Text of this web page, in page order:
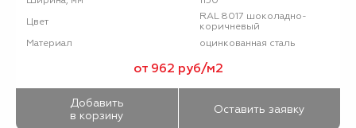
Цвет
RAL 8017 шоколадно-
коричневый
Материал
оцинкованная сталь
от 962 руб/м2
Добавить
в корзину
Оставить заявку